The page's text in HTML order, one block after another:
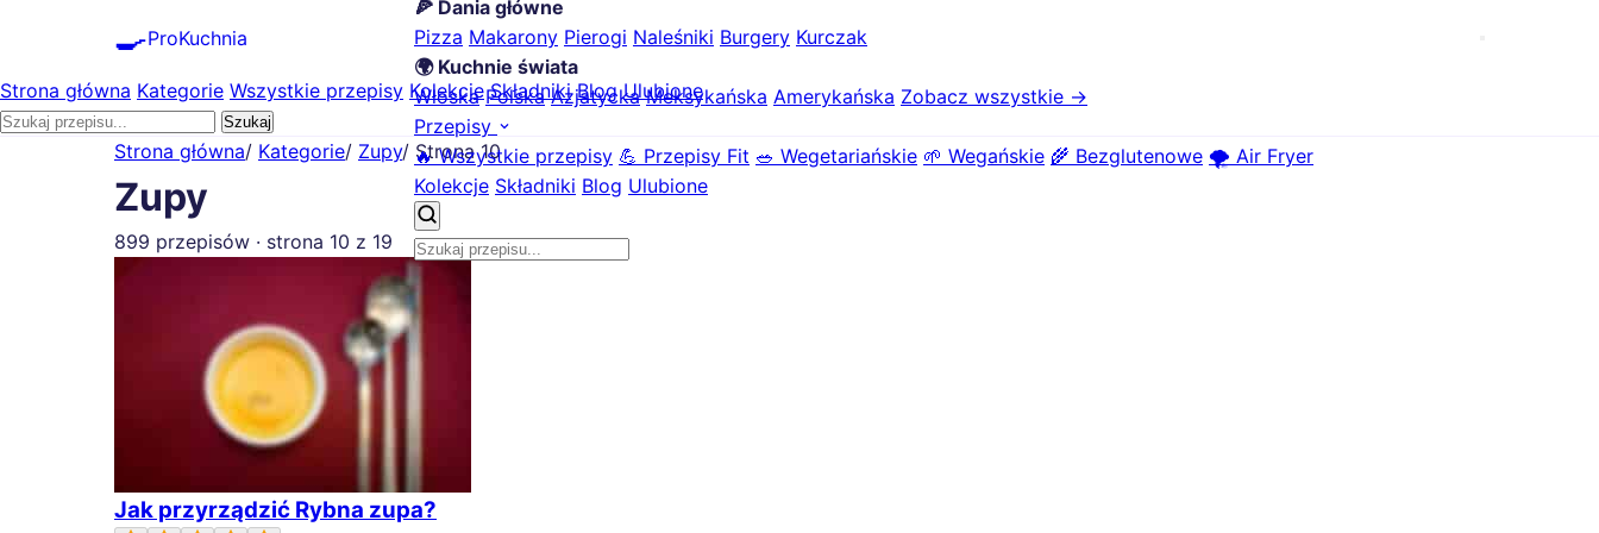
🍳ProKuchnia
🍕 Dania główne
Pizza Makarony Pierogi Naleśniki Burgery Kurczak
🌍 Kuchnie świata
Włoska Polska Azjatycka Meksykańska Amerykańska Zobacz wszystkie →
Przepisy
🔥 Wszystkie przepisy 💪 Przepisy Fit 🥗 Wegetariańskie 🌱 Wegańskie 🌾 Bezglutenowe 🌪️ Air Fryer
Kolekcje Składniki Blog Ulubione
Strona główna Kategorie Wszystkie przepisy Kolekcje Składniki Blog Ulubione
Szukaj
Strona główna/ Kategorie/ Zupy/ Strona 10
Zupy
899 przepisów · strona 10 z 19
Jak przyrządzić Rybna zupa?